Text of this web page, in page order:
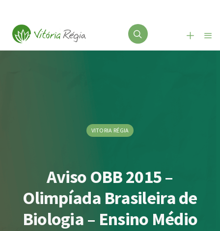
VITORIA RÉGIA
Aviso OBB 2015 –
Olimpíada Brasileira de
Biologia – Ensino Médio